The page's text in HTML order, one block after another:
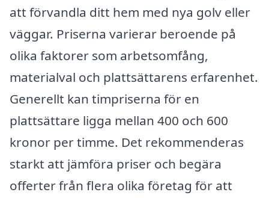
att förvandla ditt hem med nya golv eller
väggar. Priserna varierar beroende på
olika faktorer som arbetsomfång,
materialval och plattsättarens erfarenhet.
Generellt kan timpriserna för en
plattsättare ligga mellan 400 och 600
kronor per timme. Det rekommenderas
starkt att jämföra priser och begära
offerter från flera olika företag för att